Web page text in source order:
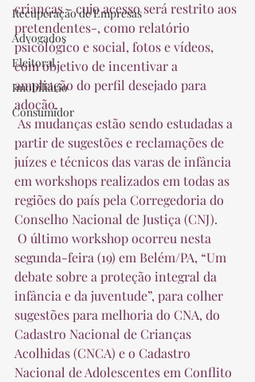
Recuperação de Empresas
Advogados
Eleitoral
Imobiliário
Consumidor
crianças - cujo acesso será restrito aos
pretendentes-, como relatório
psicológico e social, fotos e vídeos,
com objetivo de incentivar a
ampliação do perfil desejado para
adoção.
partir de sugestões e reclamações de
juízes e técnicos das varas de infância
em workshops realizados em todas as
regiões do país pela Corregedoria do
Conselho Nacional de Justiça (CNJ).
segunda-feira (19) em Belém/PA, “Um
debate sobre a proteção integral da
infância e da juventude”, para colher
sugestões para melhoria do CNA, do
Cadastro Nacional de Crianças
Acolhidas (CNCA) e o Cadastro
Nacional de Adolescentes em Conflito